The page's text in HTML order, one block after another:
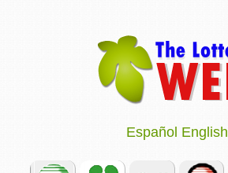
Español English